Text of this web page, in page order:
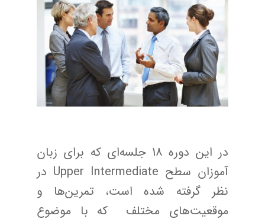
در این دوره 18 جلسه‌ای که برای زبان
آموزان سطح Upper Intermediate در
نظر گرفته شده است، تمرین‌ها و
موقعیت‌های مختلف که با موضوع